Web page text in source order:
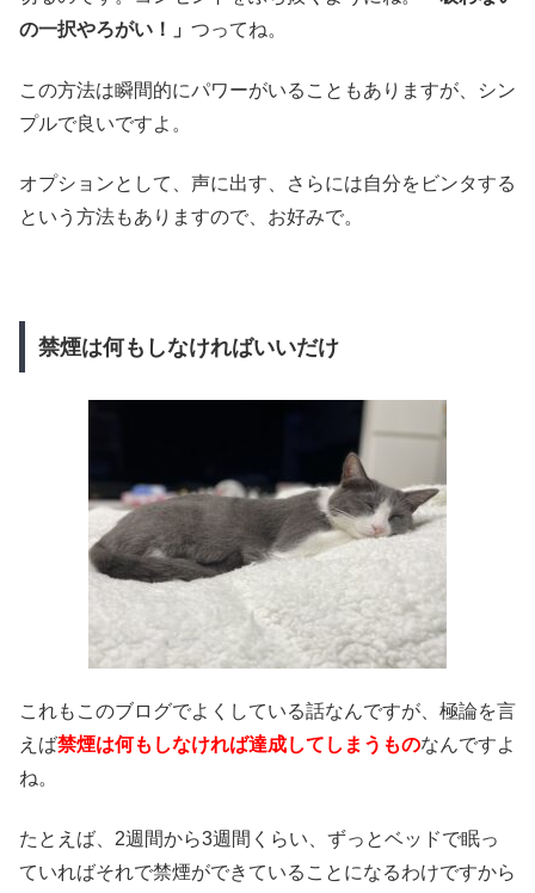
の一択やろがい！」 つってね。
この方法は瞬間的にパワーがいることもありますが、シン
プルで良いですよ。
オプションとして、声に出す、さらには自分をビンタする
という方法もありますので、お好みで。
禁煙は何もしなければいいだけ
これもこのブログでよくしている話なんですが、極論を言
えば禁煙は何もしなければ達成してしまうものなんですよ
ね。
たとえば、2週間から3週間くらい、ずっとベッドで眠っ
ていればそれで禁煙ができていることになるわけですから